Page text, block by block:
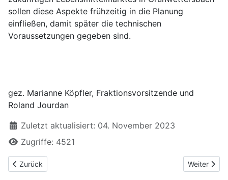
sollen diese Aspekte frühzeitig in die Planung
einfließen, damit später die technischen
Voraussetzungen gegeben sind.
gez. Marianne Köpfler, Fraktionsvorsitzende und
Roland Jourdan
Zuletzt aktualisiert: 04. November 2023
Zugriffe: 4521
Vorheriger Beitrag: Überprüfung der Briefpostzustellung in
Zurück Nächster
Weiter